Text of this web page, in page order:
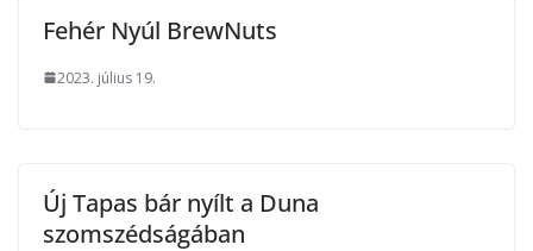
Fehér Nyúl BrewNuts
2023. július 19.
Új Tapas bár nyílt a Duna
szomszédságában